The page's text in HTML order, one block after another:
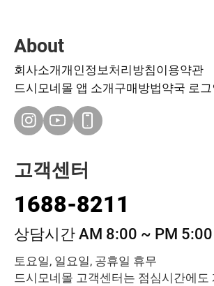
About
회사소개개인정보처리방침이용약관
드시모네몰 앱 소개 구매방법약국 로그
고객센터
1688-8211
상담시간 AM 8:00 ~ PM 5:00
토요일, 일요일, 공휴일 휴무
드시모네몰 고객센터는 점심시간에도